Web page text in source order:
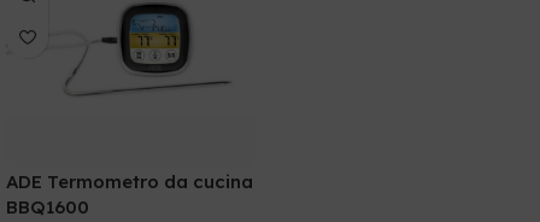
ADE Termometro da cucina
BBQ1600